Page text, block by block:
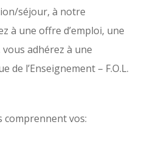
séjour, à notre
à une offre d’emploi, une
adhérez à une
de l’Enseignement – F.O.L.
comprennent vos: